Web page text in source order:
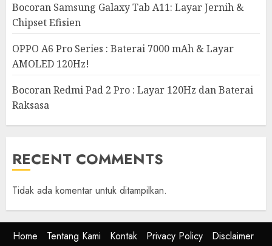
Bocoran Samsung Galaxy Tab A11: Layar Jernih &
Chipset Efisien
OPPO A6 Pro Series : Baterai 7000 mAh & Layar
AMOLED 120Hz!
Bocoran Redmi Pad 2 Pro : Layar 120Hz dan Baterai
Raksasa
RECENT COMMENTS
Tidak ada komentar untuk ditampilkan.
Home Tentang Kami Kontak Privacy Policy Disclaimer